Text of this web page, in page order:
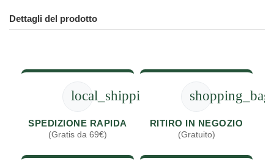
Dettagli del prodotto
local_shipping
SPEDIZIONE RAPIDA
(Gratis da 69€)
shopping_bag
RITIRO IN NEGOZIO
(Gratuito)